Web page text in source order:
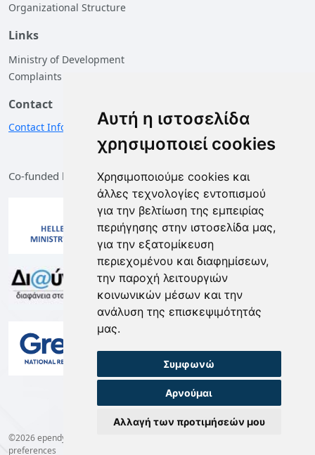
Αυτή η ιστοσελίδα
χρησιμοποιεί cookies
Χρησιμοποιούμε cookies και
άλλες τεχνολογίες εντοπισμού
για την βελτίωση της εμπειρίας
περιήγησης στην ιστοσελίδα μας,
για την εξατομίκευση
περιεχομένου και διαφημίσεων,
την παροχή λειτουργιών
κοινωνικών μέσων και την
ανάλυση της επισκεψιμότητάς
μας.
Συμφωνώ
Αρνούμαι
Αλλαγή των προτιμήσεών μου
Organizational Structure
Links
Ministry of Development
Complaints
Contact
Contact Information
Co-funded by the European Union and Greece
©2026 ependyseis.mindev.gov.gr -
preferences